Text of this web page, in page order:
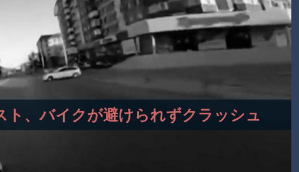
ト、バイクが避けられずクラッシュ